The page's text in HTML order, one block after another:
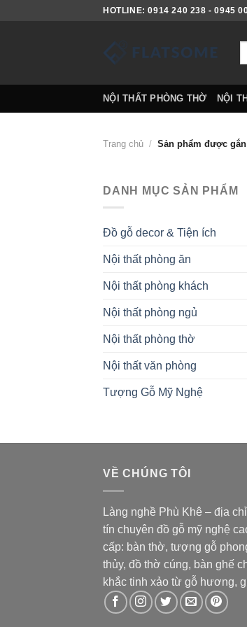
HOTLINE: 0914 240 238 - 0945
NỘI THẤT PHÒNG THỜ NỘI
Trang chủ / Sản phẩm được
DANH MỤC SẢN PHẨM
Đồ gỗ decor & Tiện ích
Nội thất phòng ăn
Nội thất phòng khách
Nội thất phòng ngủ
Nội thất phòng thờ
Nội thất văn phòng
Tượng Gỗ Mỹ Nghệ
VỀ CHÚNG TÔI
Làng nghề Phù Khê – địa
tín chuyên đồ gỗ mỹ nghệ
cấp: bàn thờ, tượng gỗ
thủy, đồ thờ cúng, bàn ghế
khắc tinh xảo từ gỗ hương,